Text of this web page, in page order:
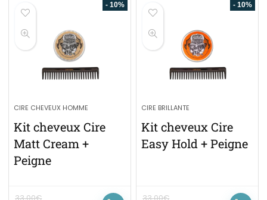
- 10%
CIRE CHEVEUX HOMME
Kit cheveux Cire
Matt Cream +
Peigne
33,00€
- 10%
CIRE BRILLANTE
Kit cheveux Cire
Easy Hold + Peigne
33,00€